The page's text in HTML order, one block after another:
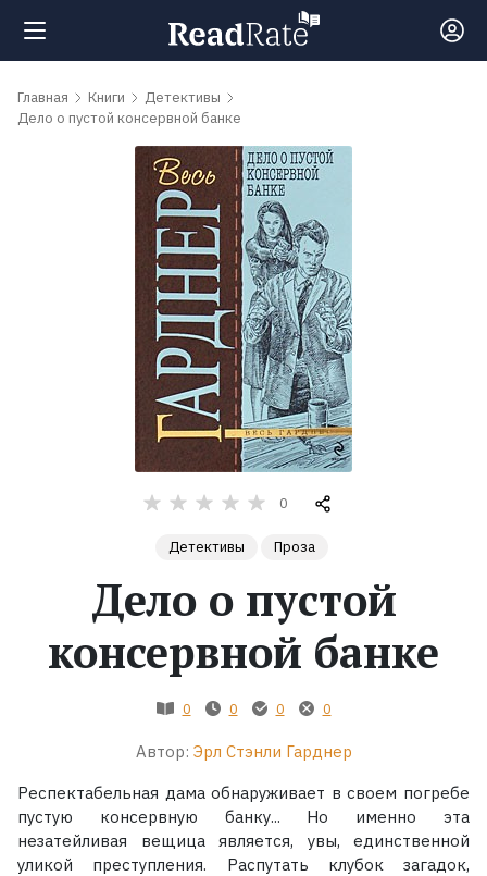
Поиск
обсуждаемые
Экранизации
Главная Книги
Детективы
Дело о пустой консервной банке
0
Детективы Проза
Дело о пустой
консервной банке
0 0 0 0
Автор: Эрл Стэнли Гарднер
Респектабельная дама обнаруживает в своем погребе
пустую консервную банку... Но именно эта
незатейливая вещица является, увы, единственной
уликой преступления. Распутать клубок загадок,